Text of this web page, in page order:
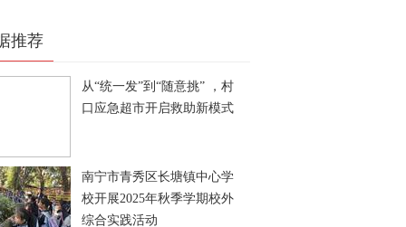
推荐
从“统一发”到“随意挑” ，村
口应急超市开启救助新模式
南宁市青秀区长塘镇中心学
校开展2025年秋季学期校外
综合实践活动